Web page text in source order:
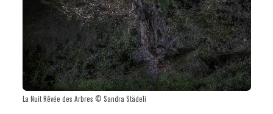
La Nuit Rêvée des Arbres © Sandra Städeli